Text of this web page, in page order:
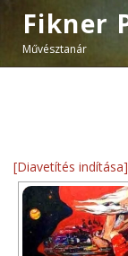
Fikner
Művésztanár
[Diavetítés indítása]